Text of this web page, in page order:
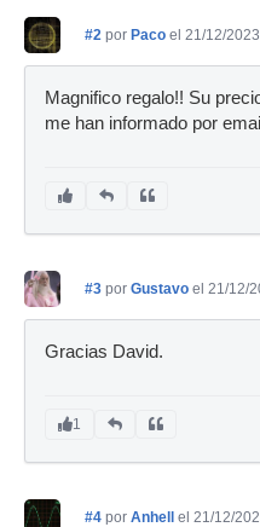
#2 por Paco el 21/12/2023
Magnifico regalo!! Su
me han informado por
#3 por Gustavo el 21/12/
Gracias David.
1
#4 por Anhell el 21/12/